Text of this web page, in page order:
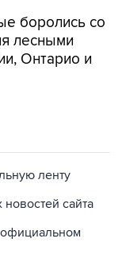
боролись со
лесными
Онтарио и
ленту
сайта